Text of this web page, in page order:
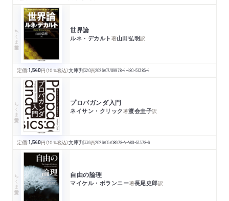
ちくま学芸文庫 世界論
ルネ・デカルト 著山田弘明訳
定価:1,540円 （10％税込）文庫判320頁2026/07/09978-4-480-51385-4
ちくま学芸文庫 プロパガンダ入門
ネイサン・クリック著渡会圭子訳
定価:1,540円 （10％税込）文庫判336頁2026/05/08978-4-480-51378-6
ちくま学芸文庫 自由の論理
マイケル・ポランニー著長尾史郎訳